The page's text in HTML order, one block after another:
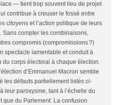
— tient trop souvent lieu de projet
contribue à creuser le fossé entre
citoyens et l’action politique de leurs
Sans compter les combinaisons,
compromis (compromissions ?)
spectacle lamentable et conduit à
du corps électoral à chaque élection.
d’Emmanuel Macron semble
les défauts partiellement listés ci-
leur paroxysme, tant à l’échelle du
que du Parlement. La confusion